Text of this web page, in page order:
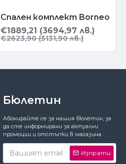
Спален комплект Borneo
€1889,21 (3694,97 лв.)
€2623,90 (5131,90 лв.)
Бюлетин
Абонирайте се за нашия бюлетин, за
да сте информирани за актуални
промоции и отстъпки в магазина.
Изпрати